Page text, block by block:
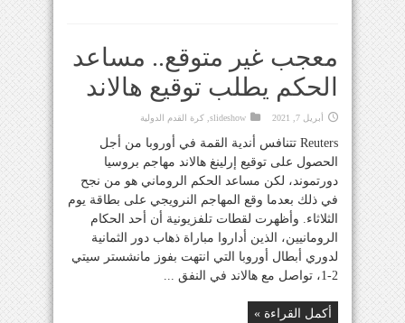
معجب غير متوقع.. مساعد
الحكم يطلب توقيع هالاند
أبريل 7, 2021 slideshow كرة القدم الدولية
Reuters تتنافس أندية القمة في أوروبا من أجل
الحصول على توقيع إرلينغ هالاند مهاجم بروسيا
دورتموند، لكن مساعد الحكم الروماني هو من نجح
في ذلك بعدما وقع المهاجم النرويجي على بطاقة يوم
الثلاثاء. وأظهرت لقطات تلفزيونية أن أحد الحكام
الرومانيين، الذين أداروا مباراة ذهاب دور الثمانية
لدوري أبطال أوروبا التي انتهت بفوز مانشستر سيتي
2-1، تواصل مع هالاند في النفق ...
أكمل القراءة »